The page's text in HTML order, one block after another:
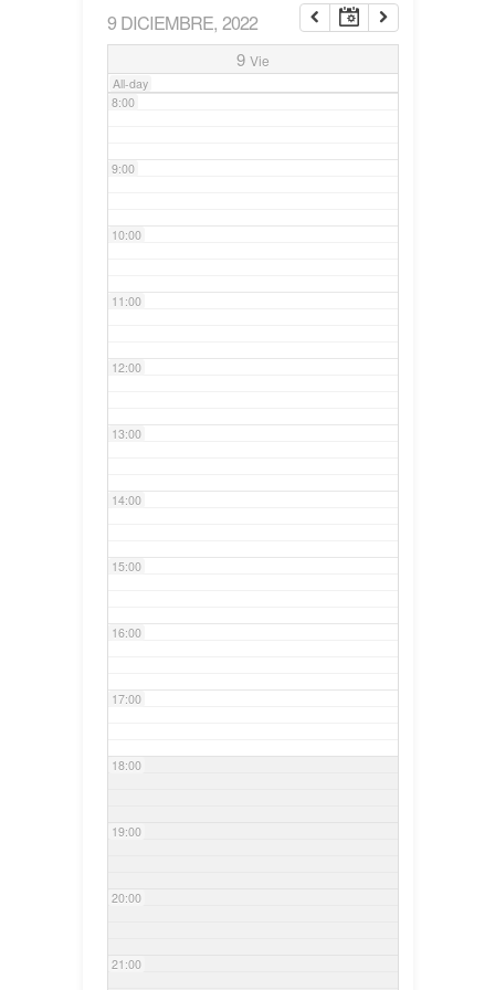
9 DICIEMBRE, 2022
9 Vie
All-day
7:00
8:00
9:00
10:00
11:00
12:00
13:00
14:00
15:00
16:00
17:00
18:00
19:00
20:00
21:00